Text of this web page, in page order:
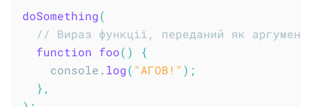
doSomething(
// Вираз функції, переданий як аргумент
function foo( )
{
    console
. log( "АГОВ!" ) ;
} ,